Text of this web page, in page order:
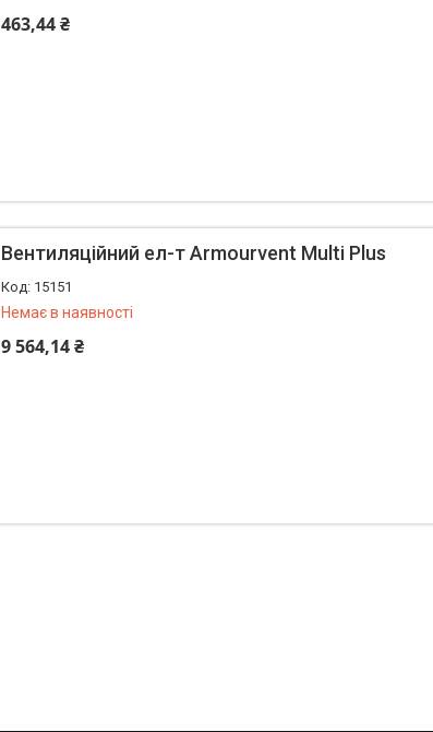
463,44 ₴
Вентиляційний ел-т Armourvent Multi Plus
15151
Немає в наявності
9 564,14 ₴